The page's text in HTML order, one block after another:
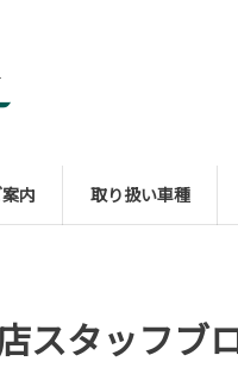
内 取り扱い車種
スタッフブ